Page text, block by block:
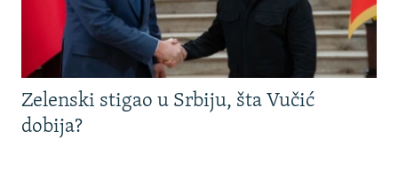
Zelenski stigao u Srbiju, šta Vučić
dobija?